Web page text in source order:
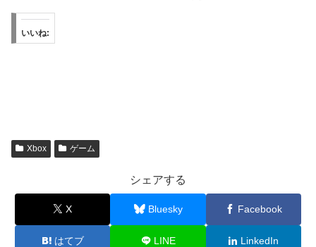
いいね:
Xbox ゲーム
シェアする
X Bluesky Facebook
はてブ LINE LinkedIn